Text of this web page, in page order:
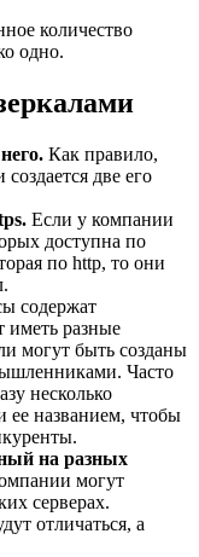
количество
одно.
Как правило,
две его
. Если у компании
доступна по
по http, то они
содержат
иметь разные
могут быть созданы
Часто
несколько
ее названием, чтобы
на разных
могут
серверах.
отличаться, а